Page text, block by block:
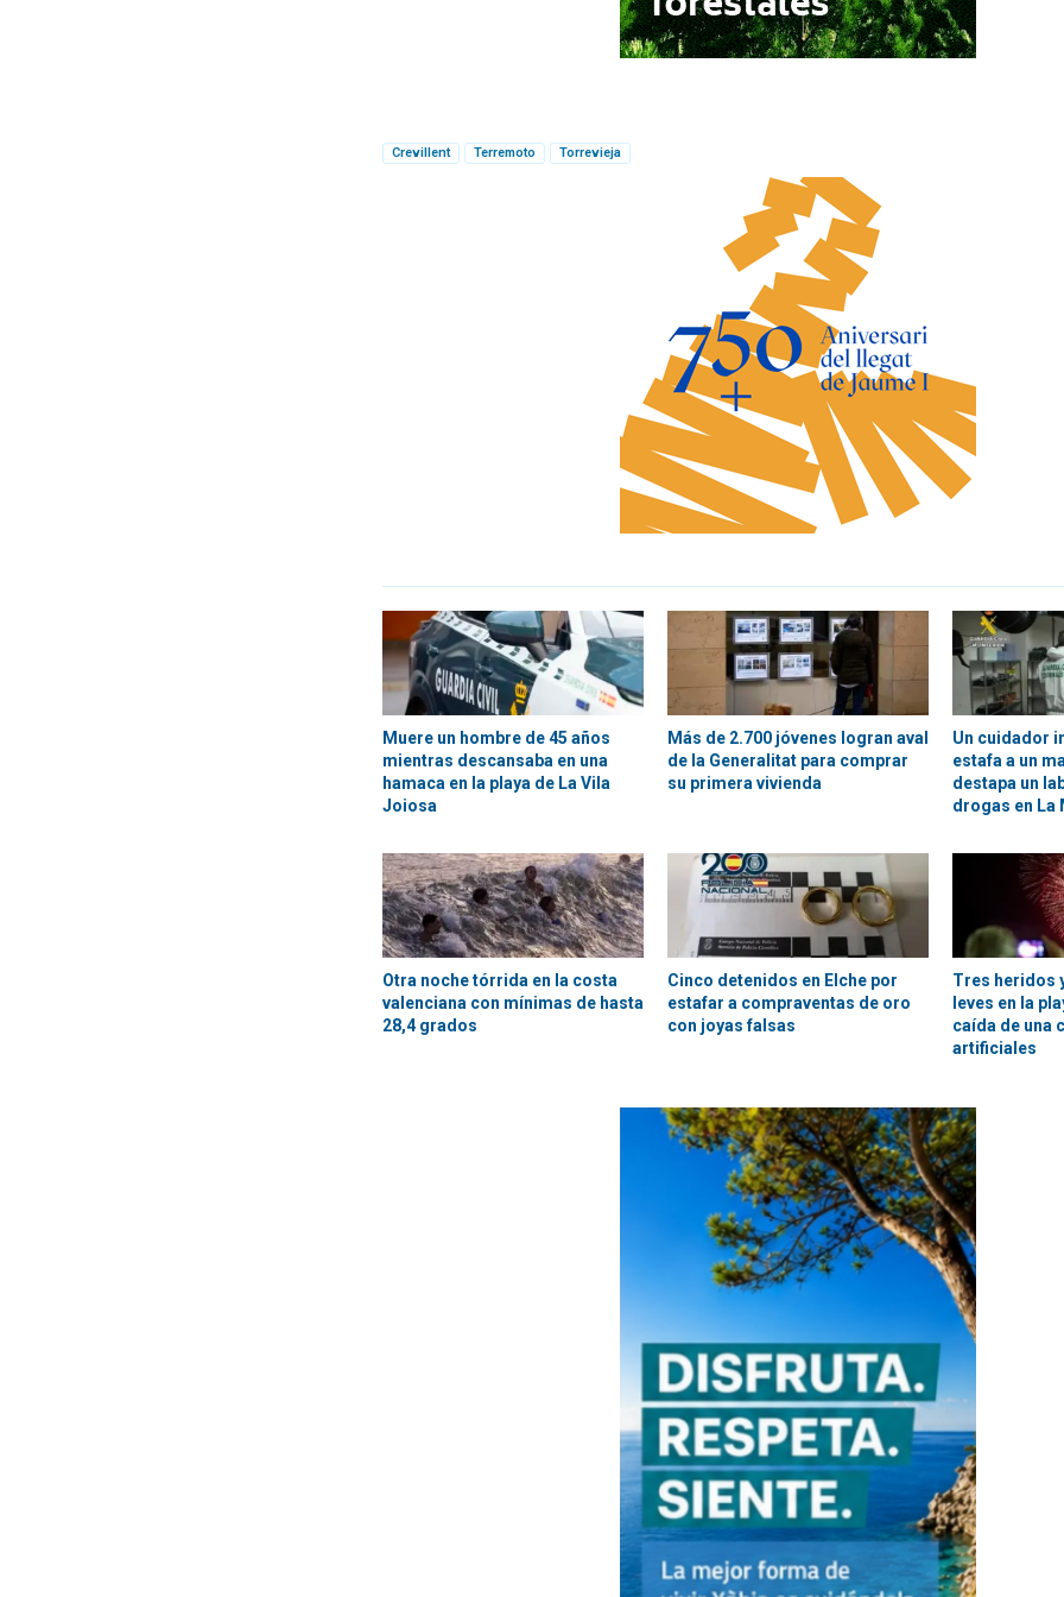
Crevillent Terremoto Torrevieja
Muere un hombre de 45 años
mientras descansaba en una
hamaca en la playa de La Vila
Joiosa
Más de 2.700 jóvenes logran aval
de la Generalitat para comprar
su primera vivienda
Un cuidador
estafa a un
destapa un
drogas en La
Otra noche tórrida en la costa
valenciana con mínimas de hasta
28,4 grados
Cinco detenidos en Elche por
estafar a compraventas de oro
con joyas falsas
Tres heridos
leves en la
caída de una
artificiales